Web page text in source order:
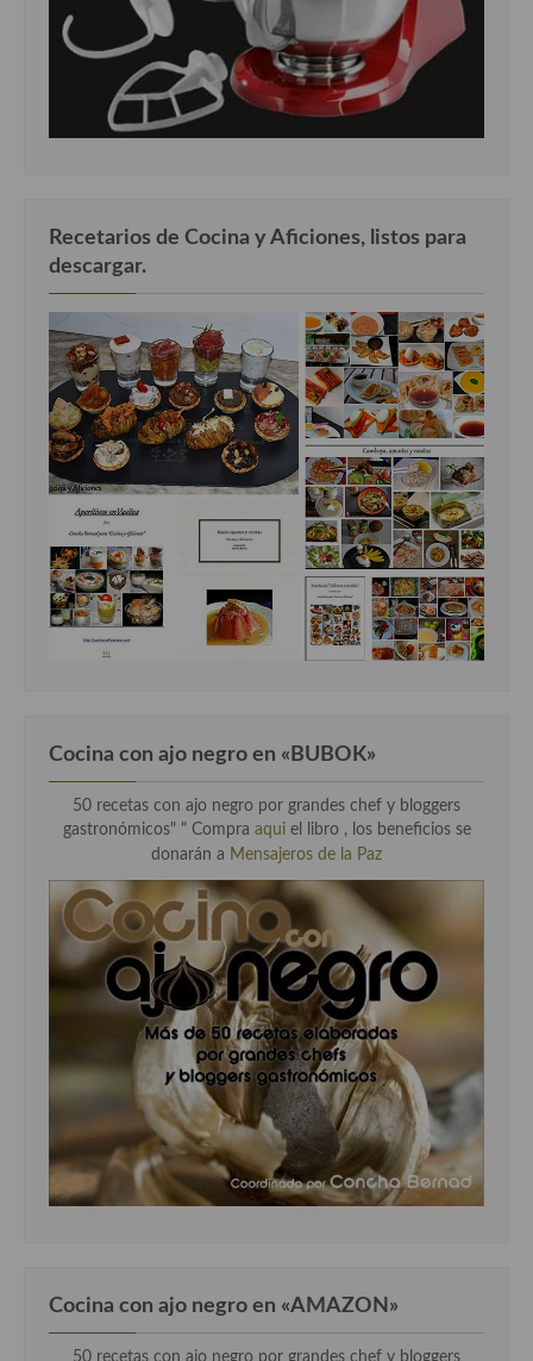
Recetarios de Cocina y Aficiones, listos para
descargar.
Cocina con ajo negro en «BUBOK»
50 recetas con ajo negro por grandes chef y bloggers
gastronómicos" " Compra aqui el libro , los beneficios se
donarán a Mensajeros de la Paz
Cocina con ajo negro en «AMAZON»
50 recetas con ajo negro por grandes chef y bloggers